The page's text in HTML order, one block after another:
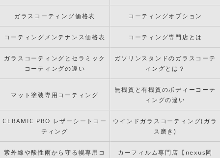
ガラスコーティング価格表 コーティングオプション
コーティングメンテナンス価格表 コーティング専門店とは
ガラスコーティングとセラミック
コーティングの違い
ガソリンスタンドのガラスコーテ
ィングとは？
マット塗装専用コーティング
無機質と有機質のボディーコーテ
ィングの違い
CERAMIC PRO レザーシートコー
ティング
ウインドガラスコーティング(ガラ
ス磨き)
紫外線や酸性雨から守る幌専用コ
カーフィルム専門店【nexus岡